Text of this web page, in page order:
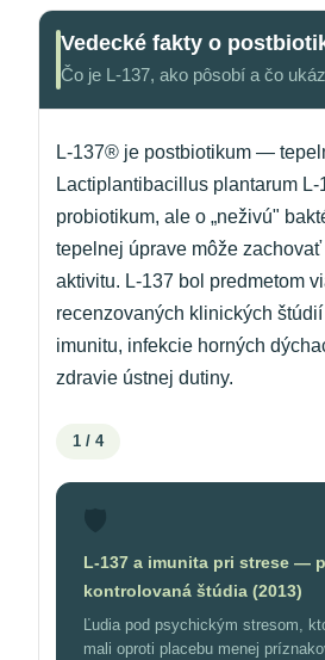
Vedecké fakty o
Čo je L-137, ako pôsobí a čo
L-137® je postbiotikum —
Lactiplantibacillus plantarum
probiotikum, ale o „neživú"
tepelnej úprave môže
aktivitu. L-137 bol predmetom
recenzovaných klinických
imunitu, infekcie horných
zdravie ústnej dutiny.
1 / 4
L-137 a imunita pri strese —
kontrolovaná štúdia (2013)
Ľudia pod psychickým stresom,
mali oproti placebu menej